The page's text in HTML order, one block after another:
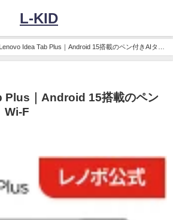
L-KID
Lenovo Idea Tab Plus｜Android 15搭載のペン付きAIタブ
Plus｜Android 15搭載のペン
Wi-F